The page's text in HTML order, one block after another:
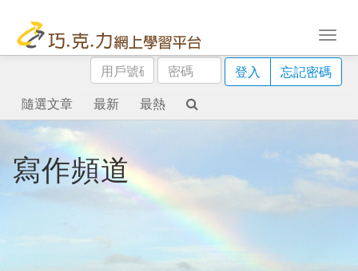
用
戶
號
碼
密
碼
登入
忘記密碼
隨選文章
最新 最熱
寫作頻道